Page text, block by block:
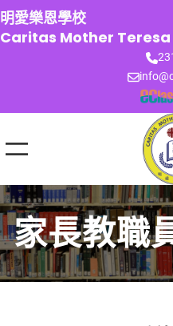
跳
至
主
明愛樂恩學校
Caritas Mother Teresa
家長教職